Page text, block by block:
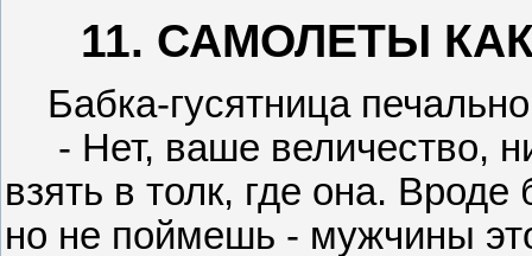
11. САМОЛЕТЫ
Бабка-гусятница
- Нет, ваше величество,
взять в толк, где она.
но не поймешь - мужчины